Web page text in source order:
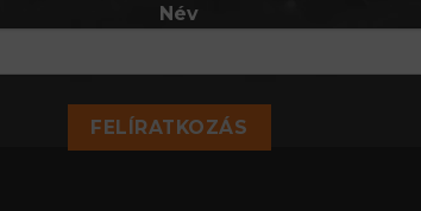
Név
FELÍRATKOZÁS